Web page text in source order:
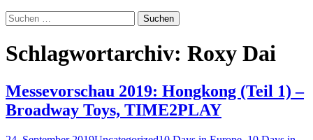
Suchen
nach:
Schlagwortarchiv: Roxy Dai
Messevorschau 2019: Hongkong (Teil 1) –
Broadway Toys, TIME2PLAY